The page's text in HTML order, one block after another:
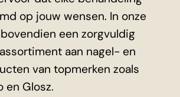
op jouw wensen. In onze
een zorgvuldig
aan nagel- en
van topmerken zoals
en Glosz.